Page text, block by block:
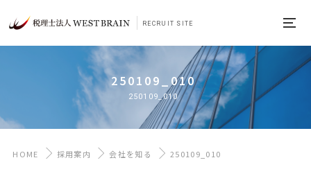
RECRUIT SITE
250109_010
250109_010
HOME 採用案内 会社を知る 250109_010